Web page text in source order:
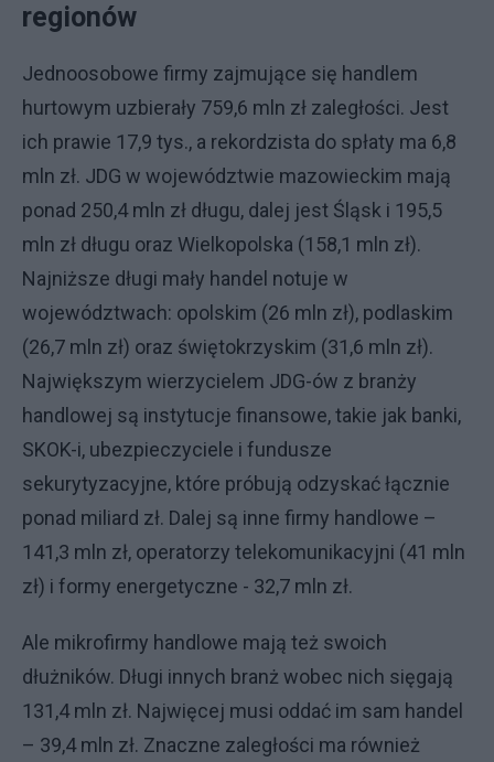
regionów
Jednoosobowe firmy zajmujące się handlem
hurtowym uzbierały 759,6 mln zł zaległości. Jest
ich prawie 17,9 tys., a rekordzista do spłaty ma 6,8
mln zł. JDG w województwie mazowieckim mają
ponad 250,4 mln zł długu, dalej jest Śląsk i 195,5
mln zł długu oraz Wielkopolska (158,1 mln zł).
Najniższe długi mały handel notuje w
województwach: opolskim (26 mln zł), podlaskim
(26,7 mln zł) oraz świętokrzyskim (31,6 mln zł).
Największym wierzycielem JDG-ów z branży
handlowej są instytucje finansowe, takie jak banki,
SKOK-i, ubezpieczyciele i fundusze
sekurytyzacyjne, które próbują odzyskać łącznie
ponad miliard zł. Dalej są inne firmy handlowe –
141,3 mln zł, operatorzy telekomunikacyjni (41 mln
zł) i formy energetyczne - 32,7 mln zł.
Ale mikrofirmy handlowe mają też swoich
dłużników. Długi innych branż wobec nich sięgają
131,4 mln zł. Najwięcej musi oddać im sam handel
– 39,4 mln zł. Znaczne zaległości ma również